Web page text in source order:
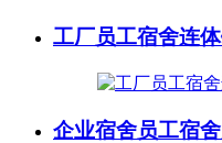
工厂员工宿舍连
企业宿舍员工宿